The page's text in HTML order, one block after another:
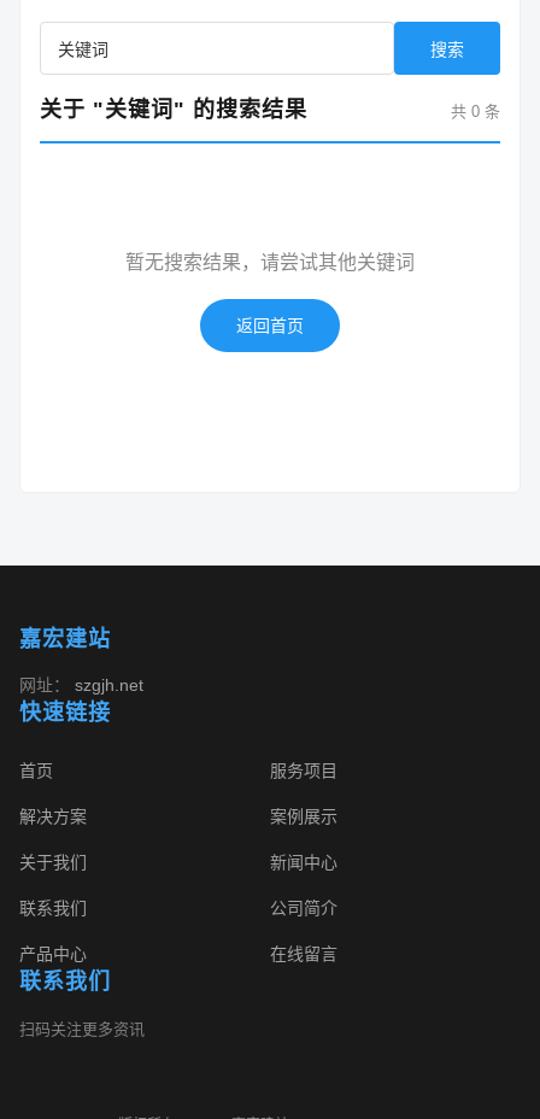
搜索
关于 "关键词" 的搜索结果 共 0 条
暂无搜索结果，请尝试其他关键词
返回首页
嘉宏建站
网址： szgjh.net
快速链接
首页 服务项目
解决方案 案例展示
关于我们 新闻中心
联系我们 公司简介
产品中心 在线留言
联系我们
扫码关注更多资讯